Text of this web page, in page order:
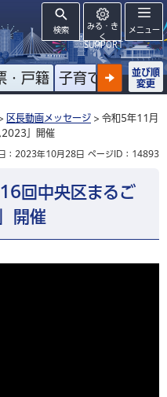
検索
みる・き
く
SUPPORT
メニュー
・戸籍 子育て 高齢者
並び順
変更
区長動画メッセージ > 令和5年11月
2023」開催
：2023年10月28日 ページID：14893
回中央区まるご
開催